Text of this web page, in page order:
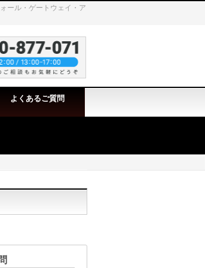
ール・ゲートウェイ・ア
よくあるご質問